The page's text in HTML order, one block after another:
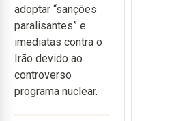
adoptar “sanções
paralisantes” e
imediatas contra o
Irão devido ao
controverso
programa nuclear.